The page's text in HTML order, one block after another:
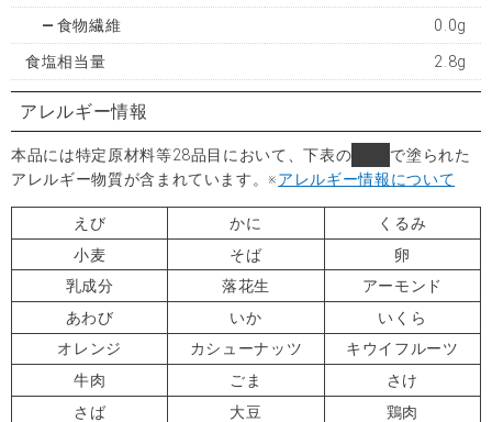
食物繊維 0.0g
食塩相当量 2.8g
アレルギー情報
本品には特定原材料等28品目において、下表の
で塗られた
アレルギー物質が含まれています。※アレルギー情報について
えび かに
くるみ
小麦
そば
卵
乳成分
落花生
アーモンド
あわび
いか
いくら
オレンジ
カシューナッツ
キウイフルーツ
牛肉
ごま
さけ
さば
大豆
鶏肉